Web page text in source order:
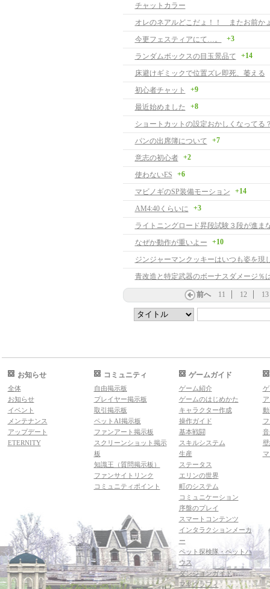
チャットカラー
オレのネアルどこだょ！！ またお前
今更フェスティアにて…。
+3
ランダムボックスの目玉景品て +14
床避けギミックで位置ズレ即死、萎える
初心者チャット +9
最近始めました +8
ショートカットの設定おかしくなってる
パンの出席簿について
+7
意志の初心者 +2
使わないES +6
マビノギのSP装備モーション +14
AM4:40くらいに +3
ライトニングロード昇段試験３段が進ま
なぜか動作が重いよー
+10
青改造と特定武器のボーナスダメージ％
前へ 11 12 13
お知らせ
全体
お知らせ
イベント
メンテナンス
アップデート
ETERNITY
コミュニティ
自由掲示板
プレイヤー掲示板
取引掲示板
ペットAI掲示板
ファンアート掲示板
スクリーンショット掲示
板
知識王（質問掲示板）
ファンサイトリンク
コミュニティポイント
ゲームガイド
ゲーム紹介
ゲームのはじめかた
キャラクター作成
操作ガイド
基本戦闘
スキルシステム
生産
ステータス
エリンの世界
町のシステム
コミュニケーション
序盤のプレイ
スマートコンテンツ
インタラクションメーカ
ー
ペット探検隊・ペットハ
ウス
ダンジョンガイド
マギグラフィ